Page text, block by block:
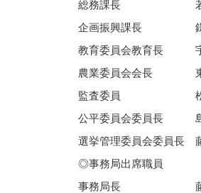
総務課長
企画振興課長
教育委員会教育長
農業委員会会長
監査委員
公平委員会委員長
選挙管理委員会委員長
◎事務局出席職員
事務局長